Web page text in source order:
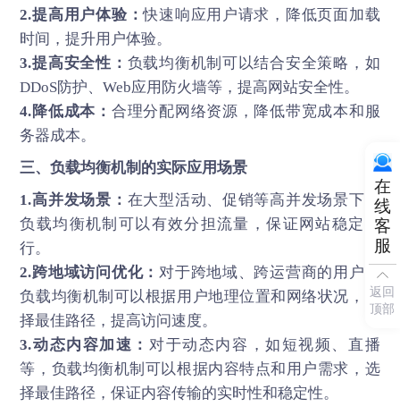
2.提高用户体验：快速响应用户请求，降低页面加载
时间，提升用户体验。
3.提高安全性： 负载均衡机制可以结合安全策略，如
DDoS防护、Web应用防火墙等，提高网站安全性。
4.降低成本： 合理分配网络资源，降低带宽成本和服
务器成本。
三、负载均衡机制的实际应用场景
1.高并发场景： 在大型活动、促销等高并发场景下，
负载均衡机制可以有效分担流量，保证网站稳定运
行。
2.跨地域访问优化： 对于跨地域、跨运营商的用户，
负载均衡机制可以根据用户地理位置和网络状况，选
择最佳路径，提高访问速度。
3.动态内容加速： 对于动态内容，如短视频、直播
等，负载均衡机制可以根据内容特点和用户需求，选
择最佳路径，保证内容传输的实时性和稳定性。
在
线
客
服
返回
顶部